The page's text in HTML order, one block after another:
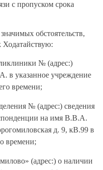
с пропуском срока
обстоятельств,
Ходатайствую:
№ (адрес:)
в указанное учреждение
времени;
№ (адрес:) сведения
на имя В.В.А.
д. 9, кВ.99 в
времени;
(адрес:) о наличии